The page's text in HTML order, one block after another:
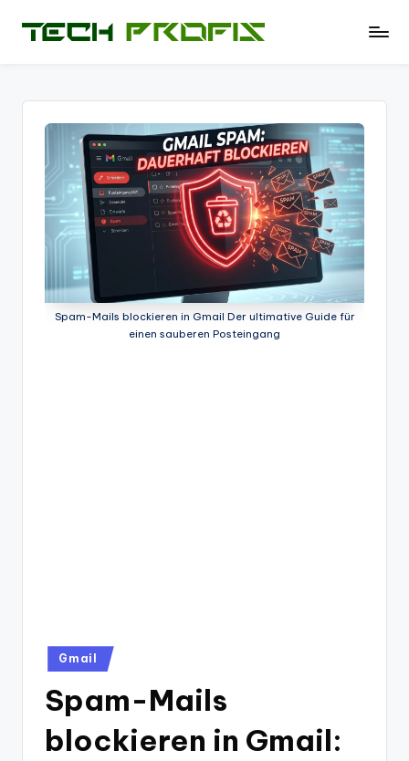
Hardware
Software
Test
Spam-Mails blockieren in Gmail Der ultimative Guide für
einen sauberen Posteingang
Posted
in
Gmail
Spam-Mails
blockieren in Gmail: